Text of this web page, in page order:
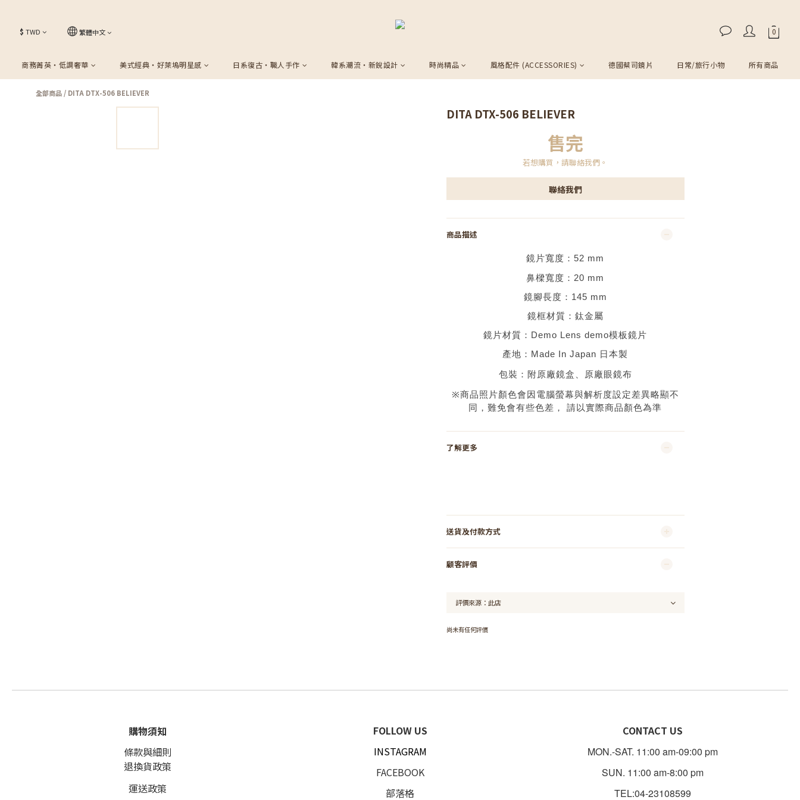
$ TWD 繁體中文
商務菁英・低調奢華 美式經典・好萊塢明星感 日系復古・職人手作 韓系潮流・新銳設計 時尚精品 風格配件 (ACCESSORIES) 德國蔡司鏡片 日常/旅行小物 所有商品
全部商品 / DITA DTX-506 BELIEVER
DITA DTX-506 BELIEVER
售完
若想購買，請聯絡我們。
聯絡我們
商品描述
鏡片寬度： 52 mm
鼻樑寬度： 20 mm
鏡腳長度： 145 mm
鏡框材質： 鈦金屬
鏡片材質： Demo Lens demo模板鏡片
產地： Made In Japan 日本製
包裝：附原廠鏡盒、
原廠眼鏡布
※商品照片顏色會因電腦螢幕與解析度設定差異略顯不
同，難免會有些色差，
請以實際商品顏色為準
了解更多
送貨及付款方式
顧客評價
尚未有任何評價
購物須知
條款與細則
退換貨政策
運送政策
FOLLOW US
INSTAGRAM
FACEBOOK
部落格
CONTACT US
MON.-SAT. 11:00 am-09:00 pm
SUN. 11:00 am-8:00 pm
TEL:04-23108599